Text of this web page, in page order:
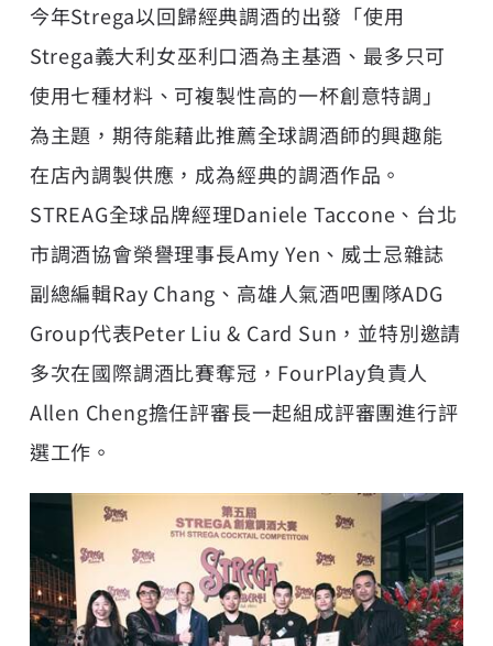
今年Strega以回歸經典調酒的出發「使用
Strega義大利女巫利口酒為主基酒、最多只可
使用七種材料、可複製性高的一杯創意特調」
為主題，期待能藉此推薦全球調酒師的興趣能
在店內調製供應，成為經典的調酒作品。
STREAG全球品牌經理Daniele Taccone、台北
市調酒協會榮譽理事長Amy Yen、威士忌雜誌
副總編輯Ray Chang、高雄人氣酒吧團隊ADG
Group代表Peter Liu & Card Sun，並特別邀請
多次在國際調酒比賽奪冠，FourPlay負責人
Allen Cheng擔任評審長一起組成評審團進行評
選工作。